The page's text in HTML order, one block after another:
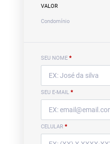
VALOR
Condomínio
SEU NOME *
SEU E-MAIL *
CELULAR *